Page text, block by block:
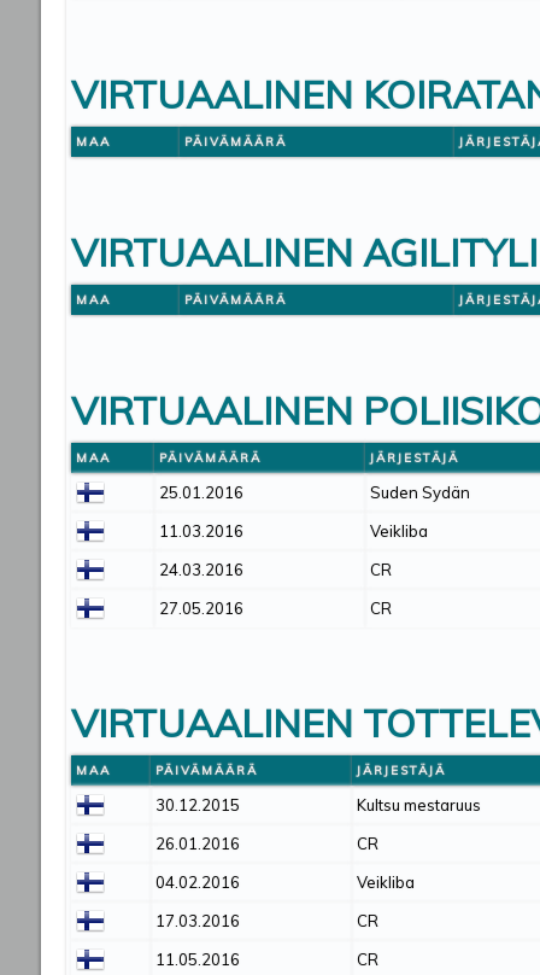
VIRTUAALINEN
MAA PÄIVÄMÄÄRÄ
VIRTUAALINEN
MAA PÄIVÄMÄÄRÄ
VIRTUAALINEN
MAA PÄIVÄMÄÄRÄ JÄRJESTÄJÄ
25.01.2016
Suden Sydän
11.03.2016
Veikliba
24.03.2016
CR
27.05.2016
CR
VIRTUAALINEN
MAA PÄIVÄMÄÄRÄ JÄRJESTÄJÄ
30.12.2015
Kultsu mestaruus
26.01.2016
CR
04.02.2016
Veikliba
17.03.2016
CR
11.05.2016
CR